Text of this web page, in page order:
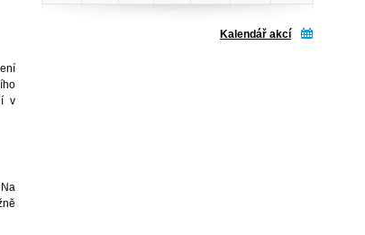
v
Kalendář akcí